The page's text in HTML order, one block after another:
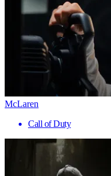
McLaren
Call of Duty